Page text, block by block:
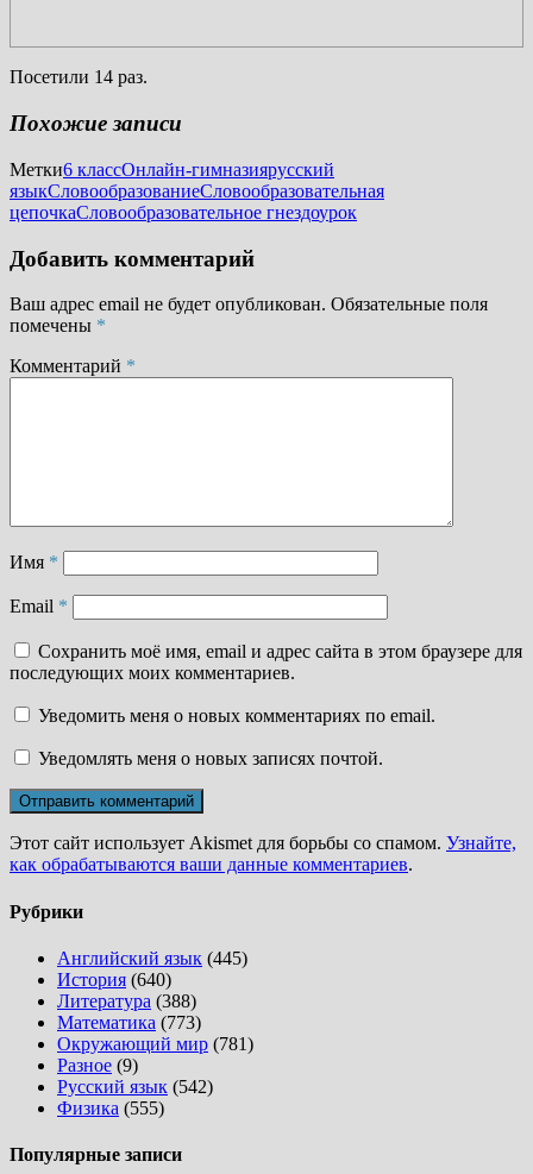
Посетили 14 раз.
Похожие записи
Метки6 классОнлайн-гимназиярусский
языкСловообразованиеСловообразовательная
цепочкаСловообразовательное гнездоурок
Добавить комментарий
Ваш адрес email не будет опубликован. Обязательные поля
помечены *
Комментарий *
Имя *
Email *
Сохранить моё имя, email и адрес сайта в этом браузере для
последующих моих комментариев.
Уведомить меня о новых комментариях по email.
Уведомлять меня о новых записях почтой.
Этот сайт использует Akismet для борьбы со спамом. Узнайте,
как обрабатываются ваши данные комментариев.
Рубрики
Английский язык (445)
История (640)
Литература (388)
Математика (773)
Окружающий мир (781)
Разное (9)
Русский язык (542)
Физика (555)
Популярные записи